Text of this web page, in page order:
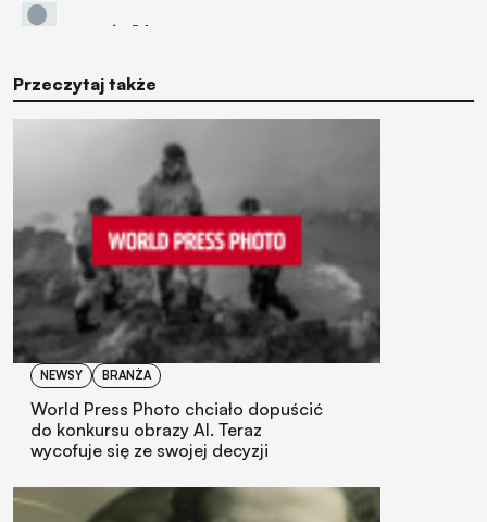
Przeczytaj także
NEWSY BRANŻA
World Press Photo chciało dopuścić
do konkursu obrazy AI. Teraz
wycofuje się ze swojej decyzji